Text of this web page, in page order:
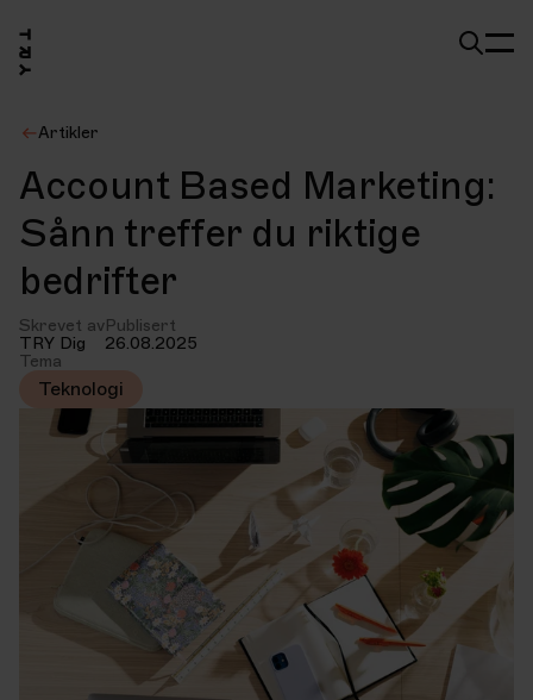
Artikler
Account Based Marketing:
Sånn treffer du riktige
bedrifter
Skrevet av
TRY Dig
Publisert
26.08.2025
Tema
Teknologi